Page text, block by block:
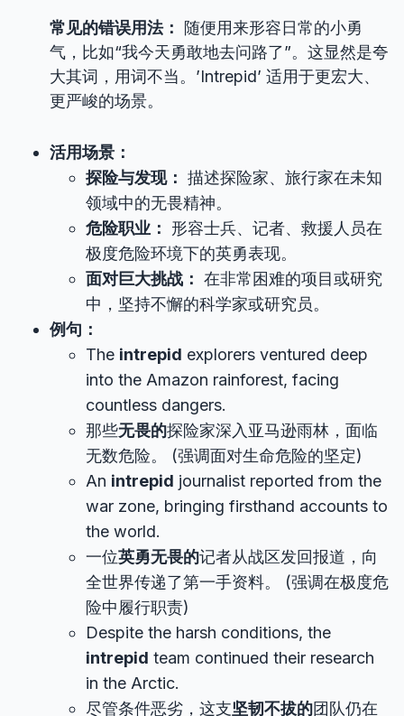
常见的错误用法：
随便用来形容日常的小勇
气，比如“我今天勇敢地去问路了”。这显然是夸
大其词，用词不当。’Intrepid’ 适用于更宏大、
更严峻的场景。
活用场景：
探险与发现： 描述探险家、旅行家在未知
领域中的无畏精神。
危险职业：
形容士兵、记者、救援人员在
极度危险环境下的英勇表现。
面对巨大挑战： 在非常困难的项目或研究
中，坚持不懈的科学家或研究员。
例句：
The intrepid explorers ventured deep
into the Amazon rainforest, facing
countless dangers.
那些无畏的探险家深入亚马逊雨林，面临
无数危险。 (强调面对生命危险的坚定)
An intrepid journalist reported from the
war zone, bringing firsthand accounts to
the world.
一位英勇无畏的记者从战区发回报道，向
全世界传递了第一手资料。 (强调在极度危
险中履行职责)
Despite the harsh conditions, the
intrepid team continued their research
in the Arctic.
尽管条件恶劣，这支坚韧不拔的团队仍在